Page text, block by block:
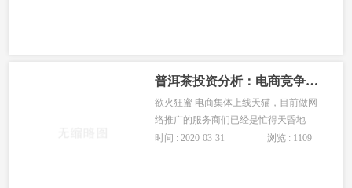
普洱茶投资分析：电商竞争白热化 如何才能脱颖
欲火狂蜜 电商集体上线天猫，目前做网
络推广的服务商们已经是忙得天昏地
暗。带货的网红们喝茶喝到头晕，茶商
时间 : 2020-03-31 浏览 : 1109